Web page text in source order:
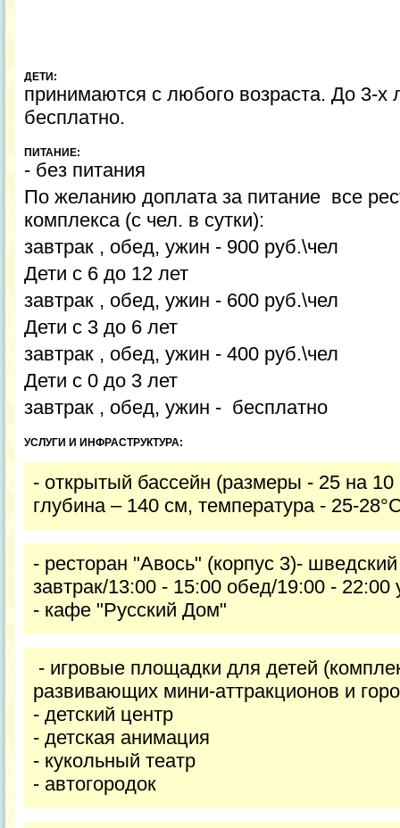
ДЕТИ:
принимаются с любого возраста. До 3-х
бесплатно.
ПИТАНИЕ:
- без питания
По желанию доплата за питание все
комплекса (с чел. в сутки):
завтрак , обед, ужин - 900 руб.\чел
Дети с 6 до 12 лет
завтрак , обед, ужин - 600 руб.\чел
Дети с 3 до 6 лет
завтрак , обед, ужин - 400 руб.\чел
Дети с 0 до 3 лет
завтрак , обед, ужин - бесплатно
УСЛУГИ И ИНФРАСТРУКТУРА:
- открытый бассейн (размеры - 25 на
глубина – 140 см, температура - 25-
- ресторан "Авось" (корпус 3)-
завтрак/13:00 - 15:00 обед/19:00 - 22:00
- кафе "Русский Дом"
- игровые площадки для детей
развивающих мини-аттракционов и
- детский центр
- детская анимация
- кукольный театр
- автогородок